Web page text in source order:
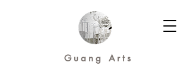
Guang Arts